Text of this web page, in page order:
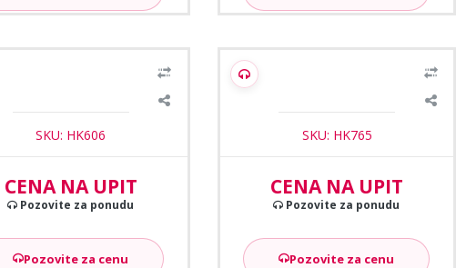
DS-K2601T Kontroler za
SKU: HK606
CENA NA UPIT
Pozovite za ponudu
Pozovite za cenu
Hikvision DS-K2621X Kontroler za
SKU: HK765
CENA NA UPIT
Pozovite za ponudu
Pozovite za cenu